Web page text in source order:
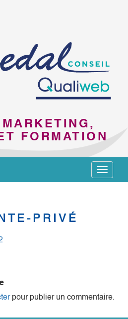
FORMATION
Toggle
PRIVÉ
pour publier un commentaire.